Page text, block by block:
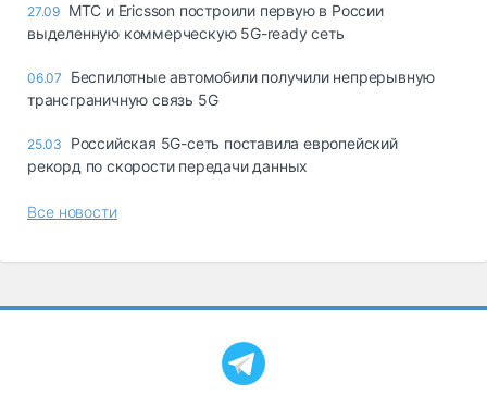
27.09 МТС и Ericsson построили первую в России
выделенную коммерческую 5G-ready сеть
06.07
Беспилотные автомобили получили непрерывную
трансграничную связь 5G
25.03
Российская 5G-сеть поставила европейский
рекорд по скорости передачи данных
Все новости